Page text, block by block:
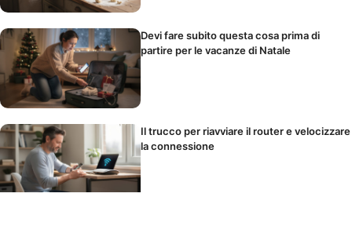
Devi fare subito questa cosa prima di
partire per le vacanze di Natale
Il trucco per riavviare il router e velocizzare
la connessione